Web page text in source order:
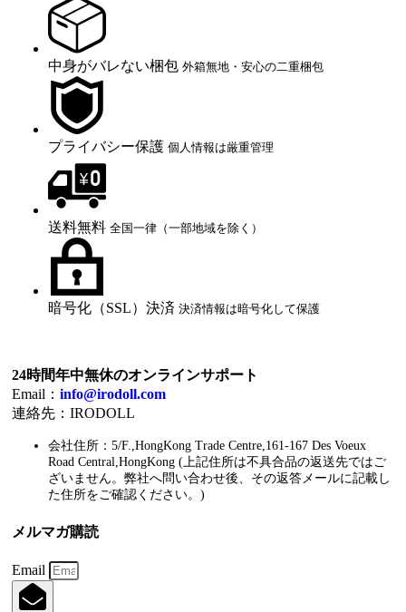
中身がバレない梱包 外箱無地・安心の二重梱包
プライバシー保護 個人情報は厳重管理
送料無料 全国一律（一部地域を除く）
暗号化（SSL）決済 決済情報は暗号化して保護
24時間年中無休のオンラインサポート
Email： info@irodoll.com
連絡先：IRODOLL
会社住所：5/F.,HongKong Trade Centre,161-167 Des Voeux
Road Central,HongKong (上記住所は不具合品の返送先ではご
ざいません。弊社へ問い合わせ後、その返答メールに記載し
た住所をご確認ください。)
メルマガ購読
Email